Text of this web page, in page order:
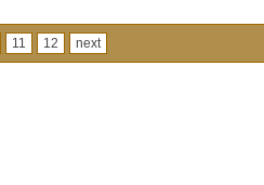
11 12 next